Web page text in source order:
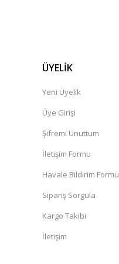
ÜYELİK
Yeni Üyelik
Üye Girişi
Şifremi Unuttum
İletişim Formu
Havale Bildirim Formu
Sipariş Sorgula
Kargo Takibi
İletişim